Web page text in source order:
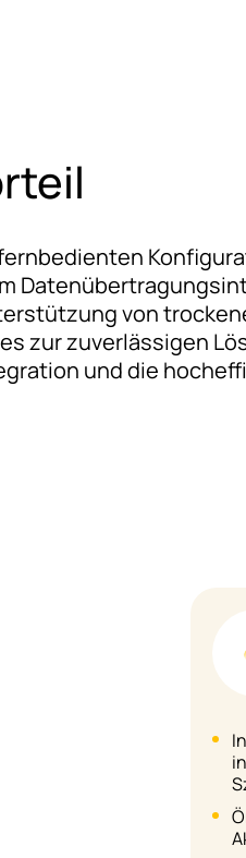
von
zur zuverlässigen
und die